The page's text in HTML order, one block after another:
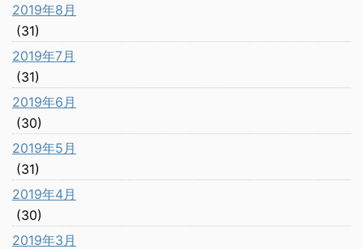
2019年8月
(31)
2019年7月
(31)
2019年6月
(30)
2019年5月
(31)
2019年4月
(30)
2019年3月